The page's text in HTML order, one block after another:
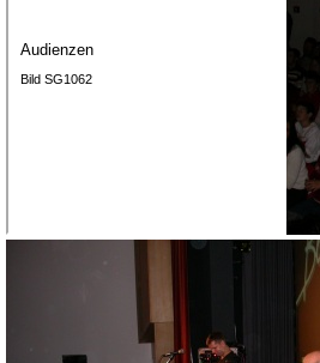
Audienzen
Bild SG1062